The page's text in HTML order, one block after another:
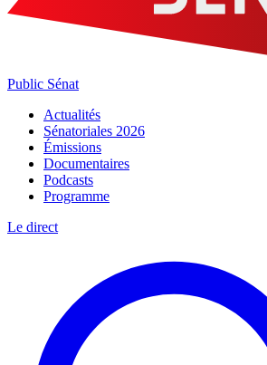
Public Sénat
Actualités
Sénatoriales 2026
Émissions
Documentaires
Podcasts
Programme
Le direct